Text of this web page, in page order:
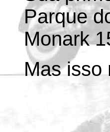
Parque
Monark
Mas isso